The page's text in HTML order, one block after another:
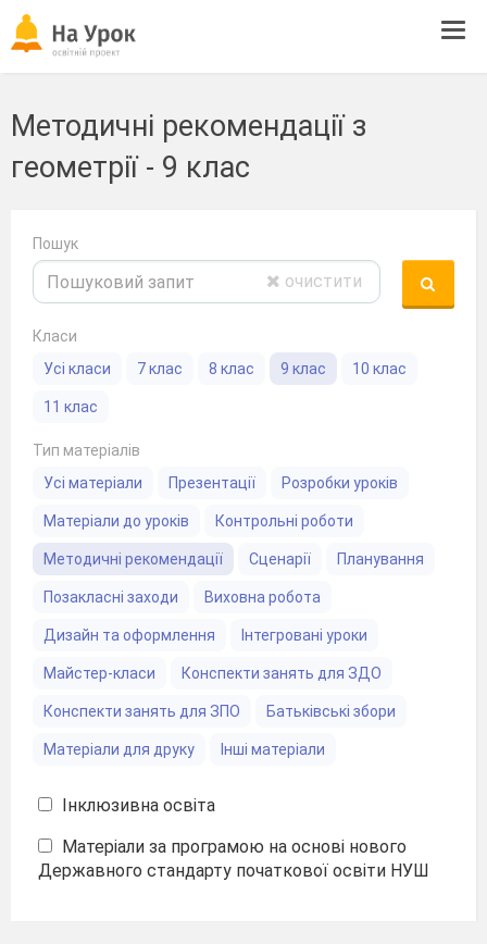
Методичні рекомендації з
геометрії - 9 клас
Пошук
очистити
Класи
Усі класи
7 клас 8 клас 9 клас 10 клас
11 клас
Тип матеріалів
Усі матеріали
Презентації Розробки уроків
Матеріали до уроків Контрольні роботи
Методичні рекомендації Сценарії Планування
Позакласні заходи Виховна робота
Дизайн та оформлення Інтегровані уроки
Майстер-класи Конспекти занять для ЗДО
Конспекти занять для ЗПО Батьківські збори
Матеріали для друку Інші матеріали
Інклюзивна освіта
Матеріали за програмою на основі нового
Державного стандарту початкової освіти НУШ